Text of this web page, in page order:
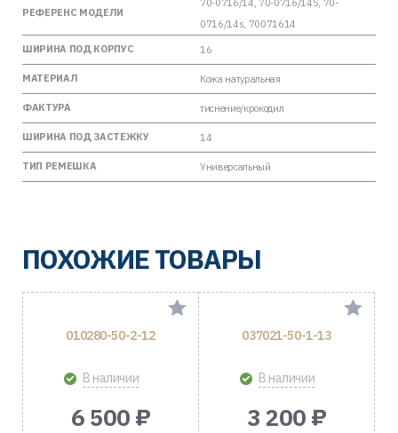
РЕФЕРЕНС МОДЕЛИ
70-0716/14, 70-0716/14S, 70-
0716/14s, 70071614
ШИРИНА ПОД КОРПУС
16
МАТЕРИАЛ Кожа натуральная
ФАКТУРА тиснение/крокодил
ШИРИНА ПОД ЗАСТЕЖКУ 14
ТИП РЕМЕШКА Универсальный
ПОХОЖИЕ ТОВАРЫ
010280-50-2-12
В наличии
6 500 ₽
037021-50-1-13
В наличии
3 200 ₽